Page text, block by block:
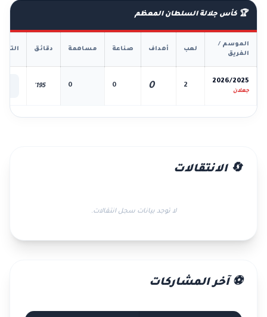
🏆 كأس جلالة السلطان المعظم
الموسم /
الفريق
لعب أهداف صناعة مساهمة دقائق
2026/2025
جعلان
2
0
0
0
195'
🔄 الانتقالات
لا توجد بيانات سجل انتقالات.
⚽ آخر المشاركات